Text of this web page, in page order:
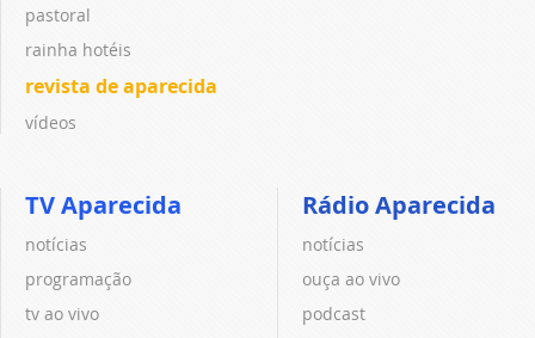
pastoral
rainha hotéis
revista de aparecida
vídeos
TV Aparecida
notícias
programação
tv ao vivo
Rádio Aparecida
notícias
ouça ao vivo
podcast